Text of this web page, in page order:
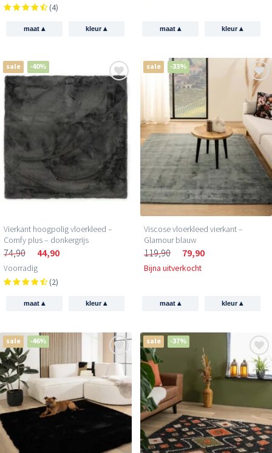
(4)
maat ▴ kleur▴ maat ▴ kleur▴
sale -40%
Vierkant hoogpolig vloerkleed –
Comfy plus – donkergrijs
74,90 44,90
Voorradig
(2)
maat ▴ kleur▴
sale -33%
Viscose vloerkleed vierkant –
Glamour blauw
119,90 79,90
Bijna uitverkocht
maat ▴ kleur▴
sale -46% sale -37%